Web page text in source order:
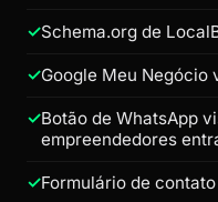
Schema.org de
Google Meu
Botão de WhatsApp
empreendedores
Formulário de